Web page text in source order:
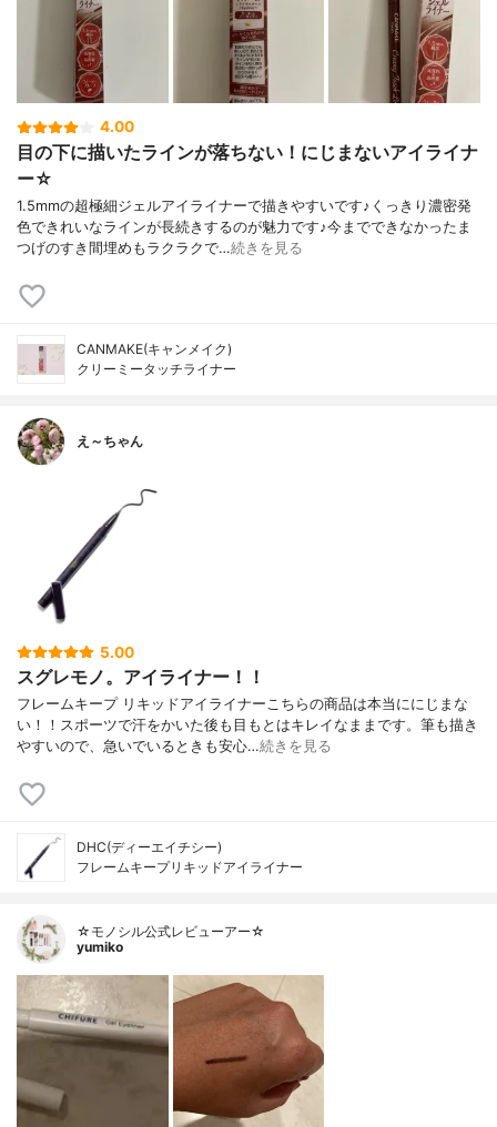
4.00
目の下に描いたラインが落ちない！にじまないアイライナ
ー☆
1.5mmの超極細ジェルアイライナーで描きやすいです♪くっきり濃密発
色できれいなラインが長続きするのが魅力です♪今までできなかったま
つげのすき間埋めもラクラクで…続きを見る
CANMAKE(キャンメイク)
クリーミータッチライナー
え～ちゃん
5.00
スグレモノ。アイライナー！！
フレームキープ リキッドアイライナーこちらの商品は本当ににじまな
い！！スポーツで汗をかいた後も目もとはキレイなままです。筆も描き
やすいので、急いでいるときも安心…続きを見る
DHC(ディーエイチシー)
フレームキープリキッドアイライナー
☆モノシル公式レビューアー☆
yumiko